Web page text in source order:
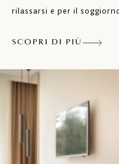
2x LCD SAT TV
Aria condizionata
Asciugacapelli
Riscaldamento
rilassarsi e per il
SCOPRI DI PIÙ